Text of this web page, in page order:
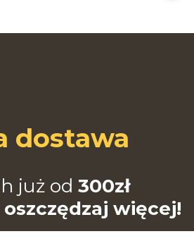
dostawa
już od 300zł
oszczędzaj więcej!